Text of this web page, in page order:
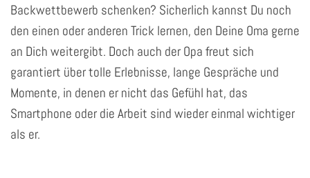
Backwettbewerb schenken? Sicherlich kannst Du noch
den einen oder anderen Trick lernen, den Deine Oma gerne
an Dich weitergibt. Doch auch der Opa freut sich
garantiert über tolle Erlebnisse, lange Gespräche und
Momente, in denen er nicht das Gefühl hat, das
Smartphone oder die Arbeit sind wieder einmal wichtiger
als er.